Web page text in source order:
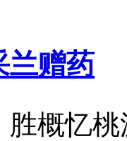
兰赠药
胜概忆桃